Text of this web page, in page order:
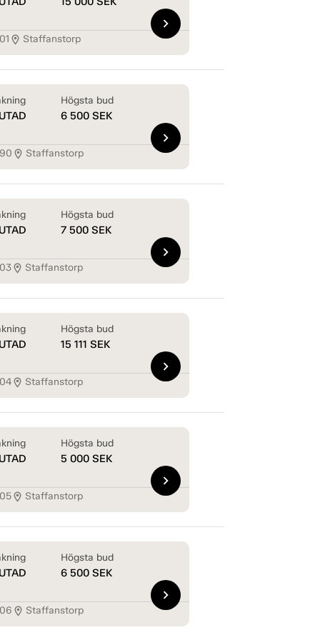
location_on Staffanstorp
chevron_right
Högsta bud
6 500 SEK
location_on Staffanstorp
chevron_right
Högsta bud
7 500 SEK
location_on Staffanstorp
chevron_right
Högsta bud
15 111 SEK
location_on Staffanstorp
chevron_right
Högsta bud
5 000 SEK
location_on Staffanstorp
chevron_right
Högsta bud
6 500 SEK
location_on Staffanstorp
chevron_right